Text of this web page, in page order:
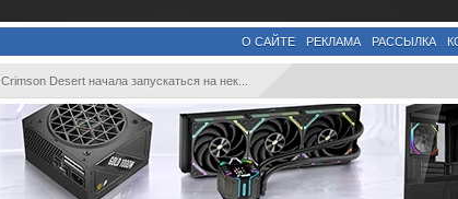
О САЙТЕ РЕКЛАМА РАССЫЛКА
Crimson Desert начала запускаться на нек...